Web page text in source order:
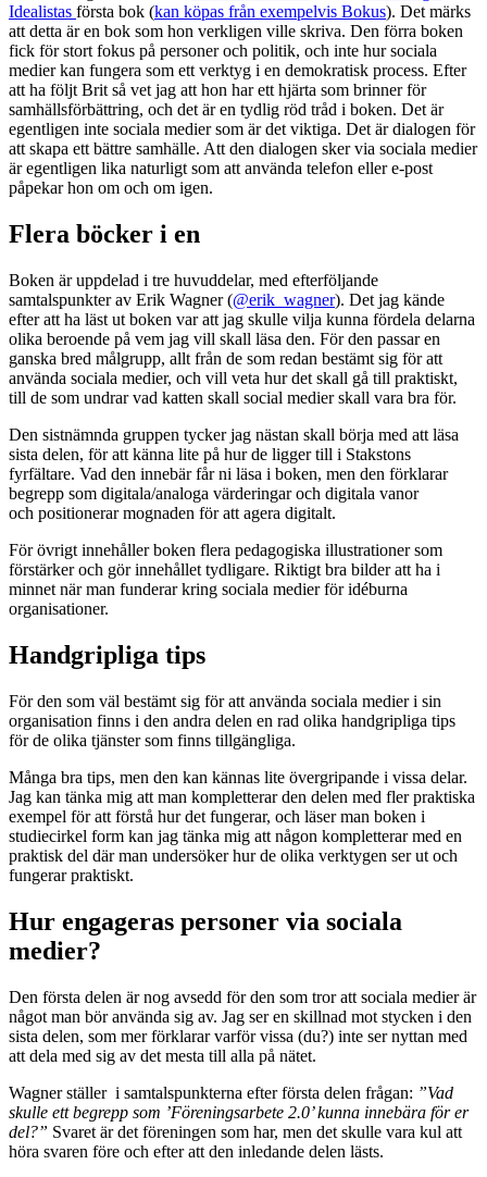
Idealistas första bok (kan köpas från exempelvis Bokus). Det märks
att detta är en bok som hon verkligen ville skriva. Den förra boken
fick för stort fokus på personer och politik, och inte hur sociala
medier kan fungera som ett verktyg i en demokratisk process. Efter
att ha följt Brit så vet jag att hon har ett hjärta som brinner för
samhällsförbättring, och det är en tydlig röd tråd i boken. Det är
egentligen inte sociala medier som är det viktiga. Det är dialogen för
att skapa ett bättre samhälle. Att den dialogen sker via sociala medier
är egentligen lika naturligt som att använda telefon eller e-post
påpekar hon om och om igen.
Flera böcker i en
Boken är uppdelad i tre huvuddelar, med efterföljande
samtalspunkter av Erik Wagner (@erik_wagner). Det jag kände
efter att ha läst ut boken var att jag skulle vilja kunna fördela delarna
olika beroende på vem jag vill skall läsa den. För den passar en
ganska bred målgrupp, allt från de som redan bestämt sig för att
använda sociala medier, och vill veta hur det skall gå till praktiskt,
till de som undrar vad katten skall social medier skall vara bra för.
Den sistnämnda gruppen tycker jag nästan skall börja med att läsa
sista delen, för att känna lite på hur de ligger till i Stakstons
fyrfältare. Vad den innebär får ni läsa i boken, men den förklarar
begrepp som digitala/analoga värderingar och digitala vanor
och positionerar mognaden för att agera digitalt.
För övrigt innehåller boken flera pedagogiska illustrationer som
förstärker och gör innehållet tydligare. Riktigt bra bilder att ha i
minnet när man funderar kring sociala medier för idéburna
organisationer.
Handgripliga tips
För den som väl bestämt sig för att använda sociala medier i sin
organisation finns i den andra delen en rad olika handgripliga tips
för de olika tjänster som finns tillgängliga.
Många bra tips, men den kan kännas lite övergripande i vissa delar.
Jag kan tänka mig att man kompletterar den delen med fler praktiska
exempel för att förstå hur det fungerar, och läser man boken i
studiecirkel form kan jag tänka mig att någon kompletterar med en
praktisk del där man undersöker hur de olika verktygen ser ut och
fungerar praktiskt.
Hur engageras personer via sociala
medier?
Den första delen är nog avsedd för den som tror att sociala medier är
något man bör använda sig av. Jag ser en skillnad mot stycken i den
sista delen, som mer förklarar varför vissa (du?) inte ser nyttan med
att dela med sig av det mesta till alla på nätet.
Wagner ställer i samtalspunkterna efter första delen frågan: ”Vad
skulle ett begrepp som ’Föreningsarbete 2.0’ kunna innebära för er
del?” Svaret är det föreningen som har, men det skulle vara kul att
höra svaren före och efter att den inledande delen lästs.